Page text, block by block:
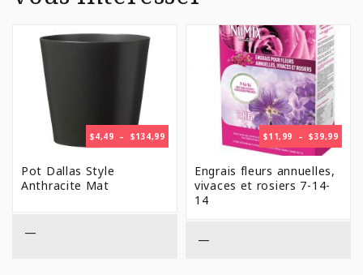
$4,49 – $134,99PLAGE
DE
Pot Dallas Style
Anthracite Mat
—
$11,99 – $39,99
DE
Engrais fleurs annuelles,
vivaces et rosiers 7-14-
14
—